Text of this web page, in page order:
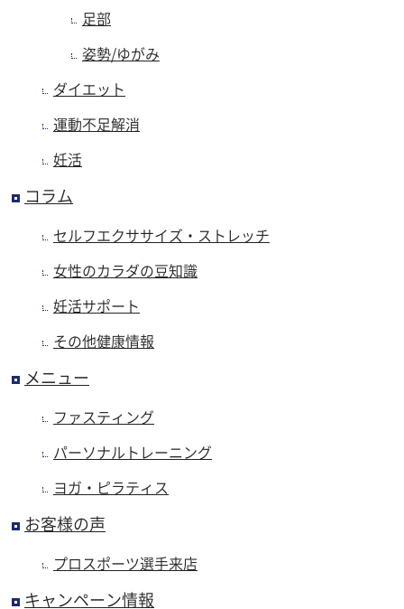
足部
姿勢/ゆがみ
ダイエット
運動不足解消
妊活
コラム
セルフエクササイズ・ストレッチ
女性のカラダの豆知識
妊活サポート
その他健康情報
メニュー
ファスティング
パーソナルトレーニング
ヨガ・ピラティス
お客様の声
プロスポーツ選手来店
キャンペーン情報